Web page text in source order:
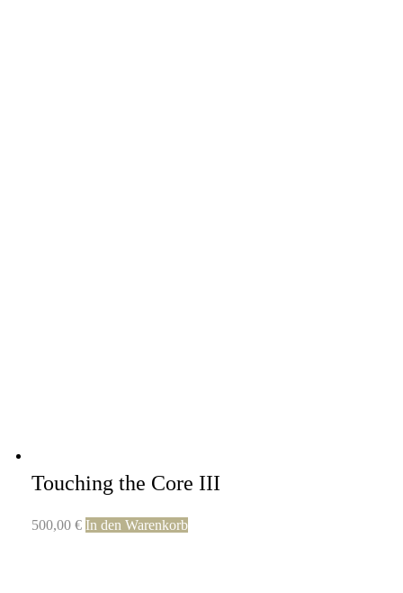
Touching the Core III
500,00 € In den Warenkorb